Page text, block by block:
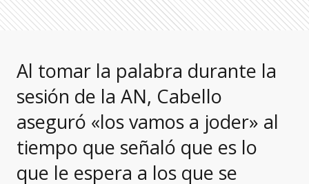
Al tomar la palabra durante la
sesión de la AN, Cabello
aseguró «los vamos a joder» al
tiempo que señaló que es lo
que le espera a los que se